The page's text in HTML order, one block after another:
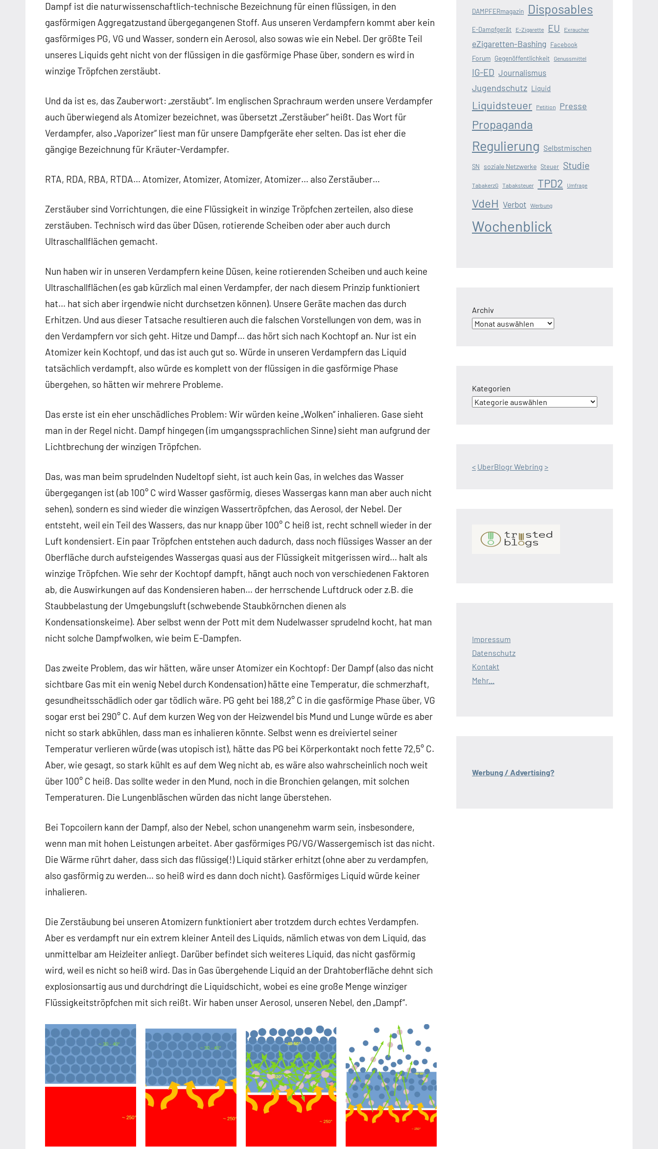
Dampf ist die naturwissenschaftlich-technische Bezeichnung für einen flüssigen, in den
gasförmigen Aggregatzustand übergegangenen Stoff. Aus unseren Verdampfern kommt aber kein
gasförmiges PG, VG und Wasser, sondern ein Aerosol, also sowas wie ein Nebel. Der größte Teil
unseres Liquids geht nicht von der flüssigen in die gasförmige Phase über, sondern es wird in
winzige Tröpfchen zerstäubt.
Und da ist es, das Zauberwort: „zerstäubt“. Im englischen Sprachraum werden unsere Verdampfer
auch überwiegend als Atomizer bezeichnet, was übersetzt „Zerstäuber“ heißt. Das Wort für
Verdampfer, also „Vaporizer“ liest man für unsere Dampfgeräte eher selten. Das ist eher die
gängige Bezeichnung für Kräuter-Verdampfer.
RTA, RDA, RBA, RTDA… Atomizer, Atomizer, Atomizer, Atomizer… also Zerstäuber…
Zerstäuber sind Vorrichtungen, die eine Flüssigkeit in winzige Tröpfchen zerteilen, also diese
zerstäuben. Technisch wird das über Düsen, rotierende Scheiben oder aber auch durch
Ultraschallflächen gemacht.
Nun haben wir in unseren Verdampfern keine Düsen, keine rotierenden Scheiben und auch keine
Ultraschallflächen (es gab kürzlich mal einen Verdampfer, der nach diesem Prinzip funktioniert
hat… hat sich aber irgendwie nicht durchsetzen können). Unsere Geräte machen das durch
Erhitzen. Und aus dieser Tatsache resultieren auch die falschen Vorstellungen von dem, was in
den Verdampfern vor sich geht. Hitze und Dampf… das hört sich nach Kochtopf an. Nur ist ein
Atomizer kein Kochtopf, und das ist auch gut so. Würde in unseren Verdampfern das Liquid
tatsächlich verdampft, also würde es komplett von der flüssigen in die gasförmige Phase
übergehen, so hätten wir mehrere Probleme.
Das erste ist ein eher unschädliches Problem: Wir würden keine „Wolken“ inhalieren. Gase sieht
man in der Regel nicht. Dampf hingegen (im umgangssprachlichen Sinne) sieht man aufgrund der
Lichtbrechung der winzigen Tröpfchen.
Das, was man beim sprudelnden Nudeltopf sieht, ist auch kein Gas, in welches das Wasser
übergegangen ist (ab 100° C wird Wasser gasförmig, dieses Wassergas kann man aber auch nicht
sehen), sondern es sind wieder die winzigen Wassertröpfchen, das Aerosol, der Nebel. Der
entsteht, weil ein Teil des Wassers, das nur knapp über 100° C heiß ist, recht schnell wieder in der
Luft kondensiert. Ein paar Tröpfchen entstehen auch dadurch, dass noch flüssiges Wasser an der
Oberfläche durch aufsteigendes Wassergas quasi aus der Flüssigkeit mitgerissen wird… halt als
winzige Tröpfchen. Wie sehr der Kochtopf dampft, hängt auch noch von verschiedenen Faktoren
ab, die Auswirkungen auf das Kondensieren haben… der herrschende Luftdruck oder z.B. die
Staubbelastung der Umgebungsluft (schwebende Staubkörnchen dienen als
Kondensationskeime). Aber selbst wenn der Pott mit dem Nudelwasser sprudelnd kocht, hat man
nicht solche Dampfwolken, wie beim E-Dampfen.
Das zweite Problem, das wir hätten, wäre unser Atomizer ein Kochtopf: Der Dampf (also das nicht
sichtbare Gas mit ein wenig Nebel durch Kondensation) hätte eine Temperatur, die schmerzhaft,
gesundheitsschädlich oder gar tödlich wäre. PG geht bei 188,2° C in die gasförmige Phase über, VG
sogar erst bei 290° C. Auf dem kurzen Weg von der Heizwendel bis Mund und Lunge würde es aber
nicht so stark abkühlen, dass man es inhalieren könnte. Selbst wenn es dreiviertel seiner
Temperatur verlieren würde (was utopisch ist), hätte das PG bei Körperkontakt noch fette 72,5° C.
Aber, wie gesagt, so stark kühlt es auf dem Weg nicht ab, es wäre also wahrscheinlich noch weit
über 100° C heiß. Das sollte weder in den Mund, noch in die Bronchien gelangen, mit solchen
Temperaturen. Die Lungenbläschen würden das nicht lange überstehen.
Bei Topcoilern kann der Dampf, also der Nebel, schon unangenehm warm sein, insbesondere,
wenn man mit hohen Leistungen arbeitet. Aber gasförmiges PG/VG/Wassergemisch ist das nicht.
Die Wärme rührt daher, dass sich das flüssige(!) Liquid stärker erhitzt (ohne aber zu verdampfen,
also gasförmig zu werden… so heiß wird es dann doch nicht). Gasförmiges Liquid würde keiner
inhalieren.
Die Zerstäubung bei unseren Atomizern funktioniert aber trotzdem durch echtes Verdampfen.
Aber es verdampft nur ein extrem kleiner Anteil des Liquids, nämlich etwas von dem Liquid, das
unmittelbar am Heizleiter anliegt. Darüber befindet sich weiteres Liquid, das nicht gasförmig
wird, weil es nicht so heiß wird. Das in Gas übergehende Liquid an der Drahtoberfläche dehnt sich
explosionsartig aus und durchdringt die Liquidschicht, wobei es eine große Menge winziger
Flüssigkeitströpfchen mit sich reißt. Wir haben unser Aerosol, unseren Nebel, den „Dampf“.
DAMPFERmagazin Disposables
E-Dampfgerät E-Zigarette EU Exraucher
eZigaretten-Bashing Facebook
Forum Gegenöffentlichkeit Genussmittel
IG-ED Journalismus
Jugendschutz Liquid
Liquidsteuer Petition Presse
Propaganda
Regulierung Selbstmischen
SN soziale Netzwerke Steuer Studie
TabakerzG Tabaksteuer TPD2 Umfrage
VdeH Verbot Werbung
Wochenblick
Archiv
Kategorien
< UberBlogr Webring >
Impressum
Datenschutz
Kontakt
Mehr...
Werbung / Advertising?